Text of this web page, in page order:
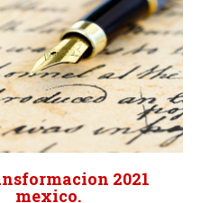
2021
mexico.